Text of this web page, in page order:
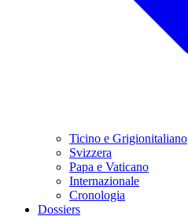
Ticino e Grigionitaliano
Svizzera
Papa e Vaticano
Internazionale
Cronologia
Dossiers